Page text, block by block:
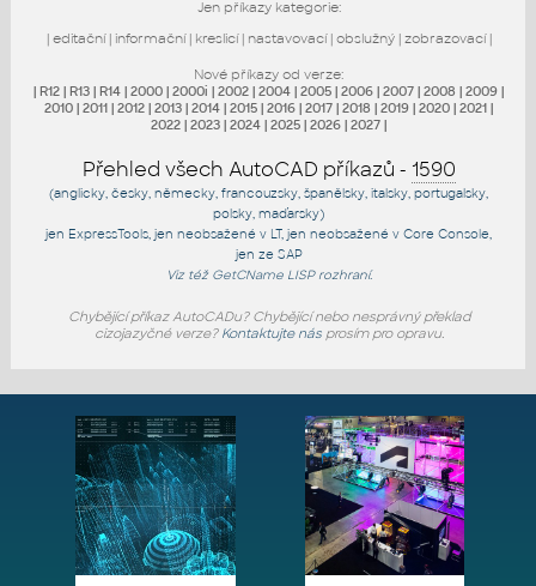
Jen příkazy kategorie:
| editační| informační| kreslicí| nastavovací| obslužný| zobrazovací|
Nové příkazy od verze:
| R12 | R13 | R14 | 2000 | 2000i | 2002 | 2004 | 2005 | 2006 | 2007 | 2008 | 2009 |
2010 | 2011 | 2012 | 2013 | 2014 | 2015 | 2016 | 2017 | 2018 | 2019 | 2020 | 2021 |
2022 | 2023 | 2024 | 2025 | 2026 | 2027 |
Přehled všech AutoCAD příkazů - 1590
(anglicky, česky, německy, francouzsky, španělsky, italsky, portugalsky,
polsky, maďarsky)
jen ExpressTools , jen neobsažené v LT, jen neobsažené v Core Console
jen ze SAP
Viz též GetCNameLISP rozhraní.
Chybějící příkaz AutoCADu? Chybějící nebo nesprávný překlad
cizojazyčné verze? Kontaktujte násprosím pro opravu.